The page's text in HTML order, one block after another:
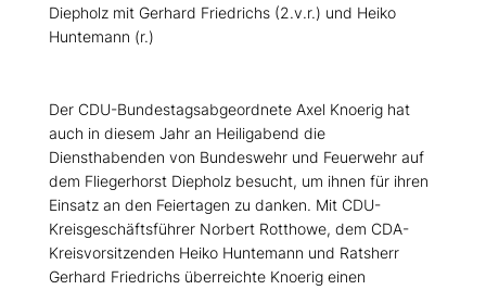
Diepholz mit Gerhard Friedrichs (2.v.r.) und Heiko
Huntemann (r.)
Der CDU-Bundestagsabgeordnete Axel Knoerig hat
auch in diesem Jahr an Heiligabend die
Diensthabenden von Bundeswehr und Feuerwehr auf
dem Fliegerhorst Diepholz besucht, um ihnen für ihren
Einsatz an den Feiertagen zu danken. Mit CDU-
Kreisgeschäftsführer Norbert Rotthowe, dem CDA-
Kreisvorsitzenden Heiko Huntemann und Ratsherr
Gerhard Friedrichs überreichte Knoerig einen